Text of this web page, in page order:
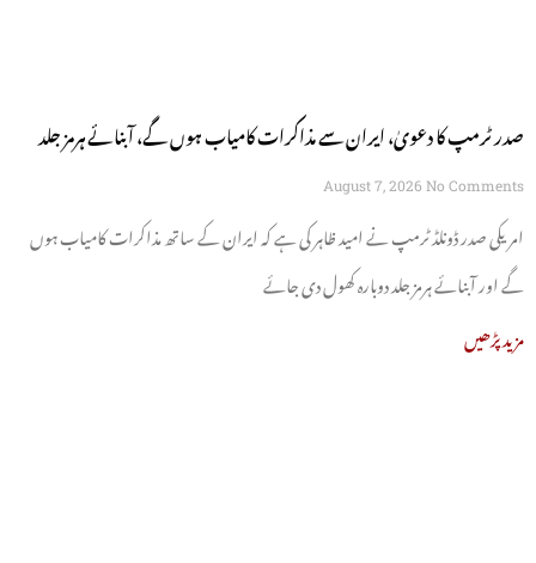
صدر ٹرمپ کا دعویٰ، ایران سے مذاکرات کامیاب ہوں گے، آبنائے ہرمز جلد
کھل جائے گی
August 7, 2026 No Comments
امریکی صدر ڈونلڈ ٹرمپ نے امید ظاہر کی ہے کہ ایران کے ساتھ مذاکرات کامیاب ہوں
گے اور آبنائے ہرمز جلد دوبارہ کھول دی جائے
مزید پڑھیں